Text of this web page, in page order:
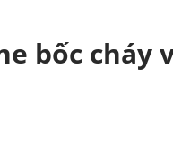
bốc cháy